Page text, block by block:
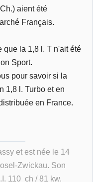
aient été
Français.
que la 1,8 l. T n'ait été
Sport.
pour savoir si la
1,8 l. Turbo et en
en France.
et est née le 14
Zwickau. Son
110 ch / 81 kw,